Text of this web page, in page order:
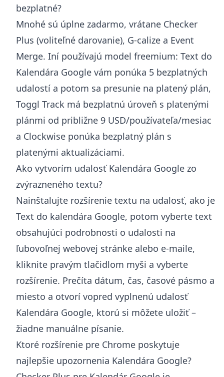
bezplatné?
Mnohé sú úplne zadarmo, vrátane Checker
Plus (voliteľné darovanie), G-calize a Event
Merge. Iní používajú model freemium: Text do
Kalendára Google vám ponúka 5 bezplatných
udalostí a potom sa presunie na platený plán,
Toggl Track má bezplatnú úroveň s platenými
plánmi od približne 9 USD/používateľa/mesiac
a Clockwise ponúka bezplatný plán s
platenými aktualizáciami.
Ako vytvorím udalosť Kalendára Google zo
zvýrazneného textu?
Nainštalujte rozšírenie textu na udalosť, ako je
Text do kalendára Google, potom vyberte text
obsahujúci podrobnosti o udalosti na
ľubovoľnej webovej stránke alebo e-maile,
kliknite pravým tlačidlom myši a vyberte
rozšírenie. Prečíta dátum, čas, časové pásmo a
miesto a otvorí vopred vyplnenú udalosť
Kalendára Google, ktorú si môžete uložiť –
žiadne manuálne písanie.
Ktoré rozšírenie pre Chrome poskytuje
najlepšie upozornenia Kalendára Google?